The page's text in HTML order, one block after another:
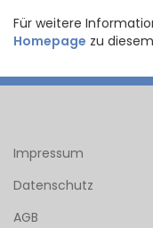
Für weitere
Homepage zu
Impressum
Datenschutz
AGB